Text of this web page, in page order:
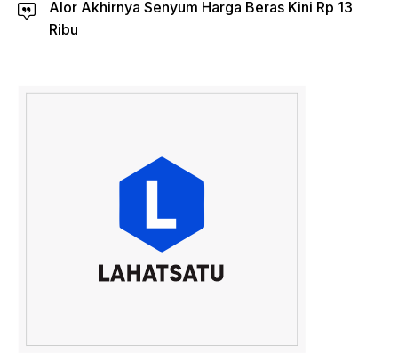
Alor Akhirnya Senyum Harga Beras Kini Rp 13
Ribu